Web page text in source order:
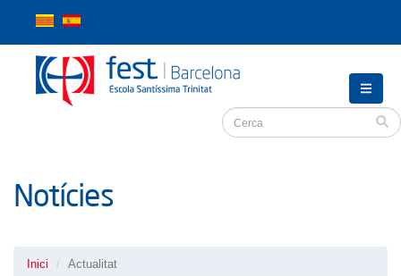
Notícies
Inici Actualitat